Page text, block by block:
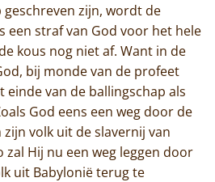
zijn, wordt de
een straf van God voor het hele
kous nog niet af. Want in de
bij monde van de profeet
einde van de ballingschap als
God eens een weg door de
volk uit de slavernij van
zal Hij nu een weg leggen door
uit Babylonië terug te